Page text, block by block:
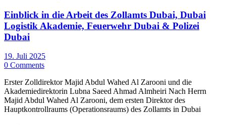
Einblick in die Arbeit des Zollamts Dubai, Dubai
Logistik Akademie, Feuerwehr Dubai & Polizei
Dubai
19. Juli 2025
0 Comments
Erster Zolldirektor Majid Abdul Wahed Al Zarooni und die
Akademiedirektorin Lubna Saeed Ahmad Almheiri Nach Herrn
Majid Abdul Wahed Al Zarooni, dem ersten Direktor des
Hauptkontrollraums (Operationsraums) des Zollamts in Dubai